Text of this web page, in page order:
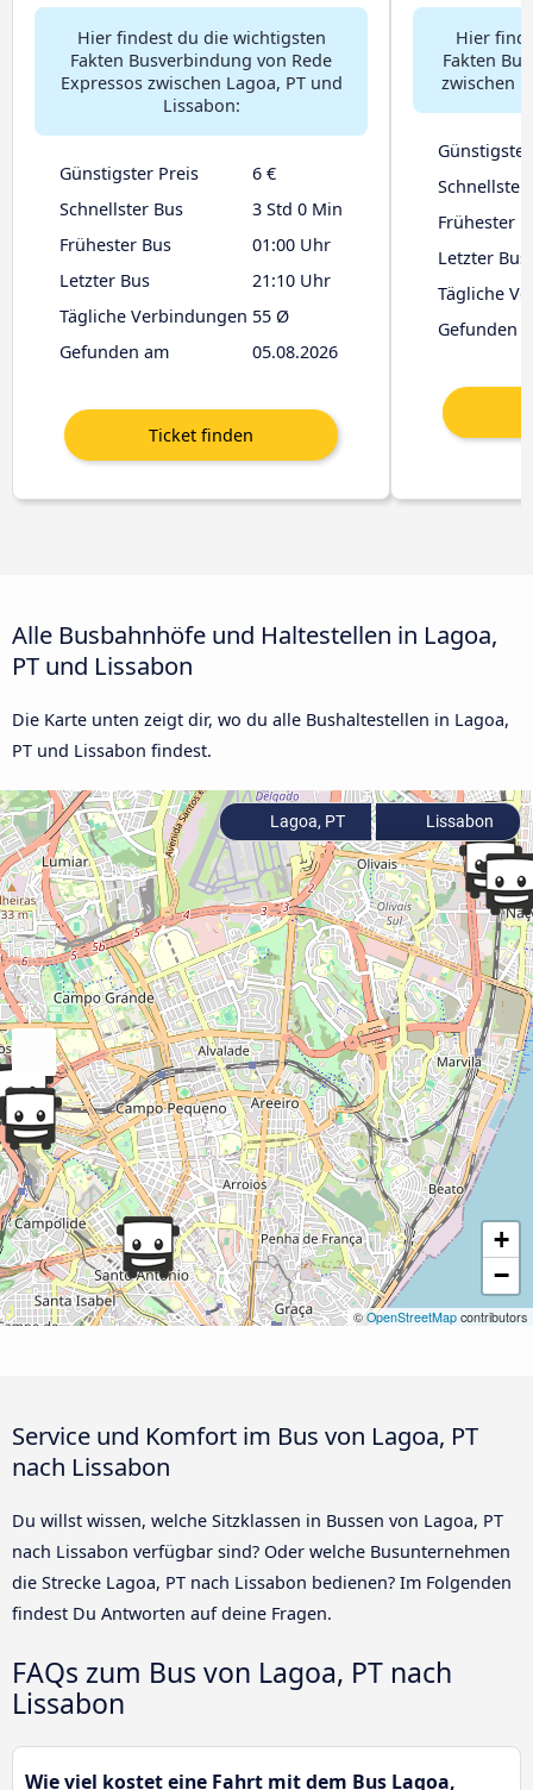
Hier findest du die wichtigsten
Fakten Busverbindung von Rede
Expressos zwischen Lagoa, PT und
Lissabon:
Günstigster Preis
6 €
Schnellster Bus
3 Std 0 Min
Frühester Bus
01:00 Uhr
Letzter Bus
21:10 Uhr
Tägliche Verbindungen 55 Ø
Gefunden am
05.08.2026
Hier
Fakten
zwischen
Schnellster
Frühester
Letzter Bus
Tägliche
Gefunden
Alle Busbahnhöfe und Haltestellen in Lagoa,
PT und Lissabon
Die Karte unten zeigt dir, wo du alle Bushaltestellen in Lagoa,
PT und Lissabon findest.
+
−
©OpenStreetMap contributors
Lagoa, PT Lissabon
Service und Komfort im Bus von Lagoa, PT
nach Lissabon
Du willst wissen, welche Sitzklassen in Bussen von Lagoa, PT
nach Lissabon verfügbar sind? Oder welche Busunternehmen
die Strecke Lagoa, PT nach Lissabon bedienen? Im Folgenden
findest Du Antworten auf deine Fragen.
FAQs zum Bus von Lagoa, PT nach
Lissabon
Wie viel kostet eine Fahrt mit dem Bus Lagoa,